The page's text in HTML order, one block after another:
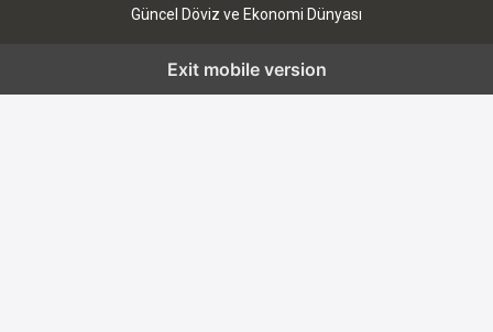
Güncel Döviz ve Ekonomi Dünyası
Exit mobile version